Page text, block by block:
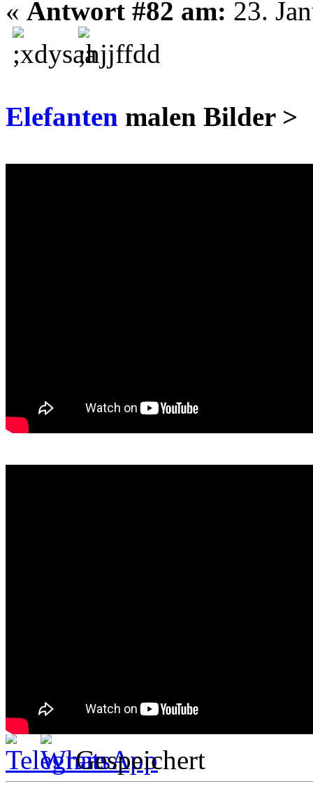
« Antwort #82 am: 23.
Elefanten malen Bilder >
Gespeichert